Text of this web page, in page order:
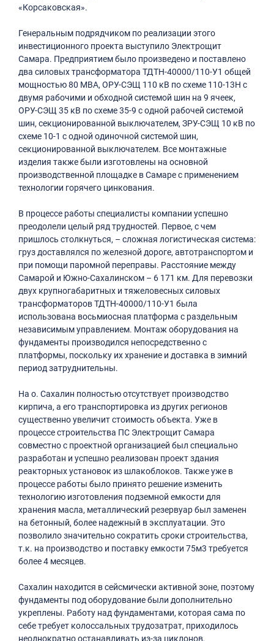
«Корсаковская».
Генеральным подрядчиком по реализации этого
инвестиционного проекта выступило Электрощит
Самара. Предприятием было произведено и поставлено
два силовых трансформатора ТДТН-40000/110-У1 общей
мощностью 80 МВА, ОРУ-СЭЩ 110 кВ по схеме 110-13Н с
двумя рабочими и обходной системой шин на 9 ячеек,
ОРУ-СЭЩ 35 кВ по схеме 35-9 с одной рабочей системой
шин, секционированной выключателем, ЗРУ-СЭЩ 10 кВ по
схеме 10-1 с одной одиночной системой шин,
секционированной выключателем. Все монтажные
изделия также были изготовлены на основной
производственной площадке в Самаре с применением
технологии горячего цинкования.
В процессе работы специалисты компании успешно
преодолели целый ряд трудностей. Первое, с чем
пришлось столкнуться, – сложная логистическая система:
груз доставлялся по железной дороге, автотранспортом и
при помощи паромной переправы. Расстояние между
Самарой и Южно-Сахалинском – 6 171 км. Для перевозки
двух крупногабаритных и тяжеловесных силовых
трансформаторов ТДТН-40000/110-У1 была
использована восьмиосная платформа с раздельным
независимым управлением. Монтаж оборудования на
фундаменты производился непосредственно с
платформы, поскольку их хранение и доставка в зимний
период затруднительны.
На о. Сахалин полностью отсутствует производство
кирпича, а его транспортировка из других регионов
существенно увеличит стоимость объекта. Уже в
процессе строительства ПС Электрощит Самара
совместно с проектной организацией был специально
разработан и успешно реализован проект здания
реакторных установок из шлакоблоков. Также уже в
процессе работы было принято решение изменить
технологию изготовления подземной емкости для
хранения масла, металлический резервуар был заменен
на бетонный, более надежный в эксплуатации. Это
позволило значительно сократить сроки строительства,
т.к. на производство и поставку емкости 75м3 требуется
более 4 месяцев.
Сахалин находится в сейсмически активной зоне, поэтому
фундаменты под оборудование были дополнительно
укреплены. Работу над фундаментами, которая сама по
себе требует колоссальных трудозатрат, приходилось
неоднократно останавливать из-за циклонов,